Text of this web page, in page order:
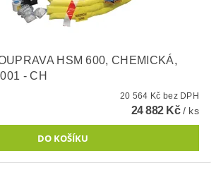
HSM 600, CHEMICKÁ,
- CH
20 564 Kč bez DPH
24 882 Kč/ ks